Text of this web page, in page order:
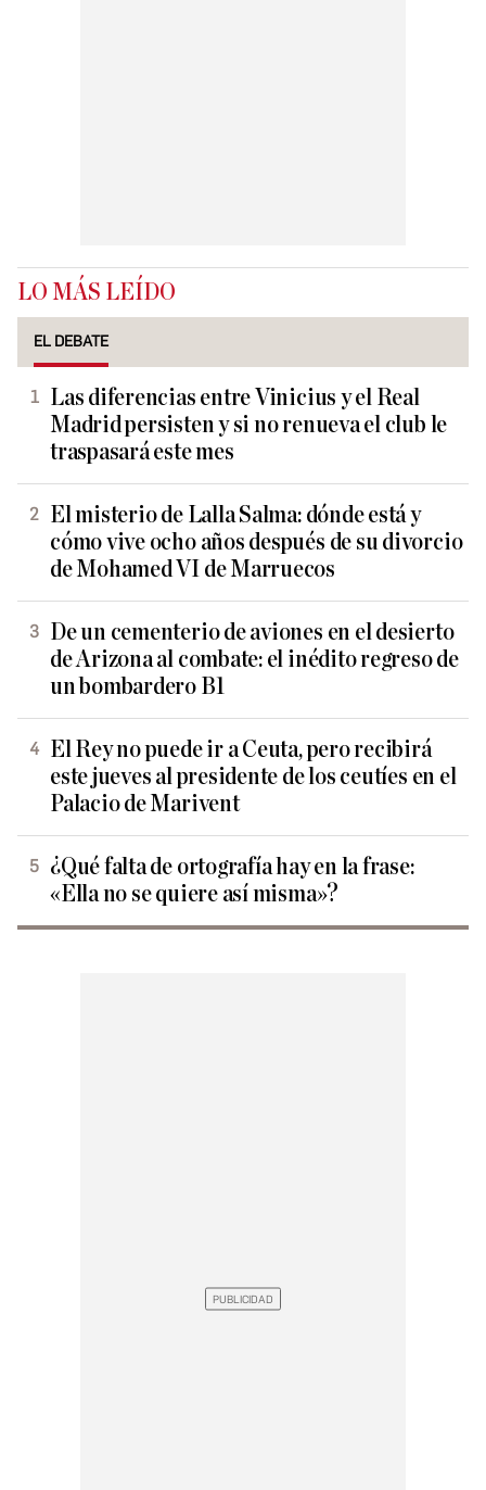
LO MÁS LEÍDO
EL DEBATE
Las diferencias entre Vinicius y el Real
Madrid persisten y si no renueva el club le
traspasará este mes
El misterio de Lalla Salma: dónde está y
cómo vive ocho años después de su divorcio
de Mohamed VI de Marruecos
De un cementerio de aviones en el desierto
de Arizona al combate: el inédito regreso de
un bombardero B1
El Rey no puede ir a Ceuta, pero recibirá
este jueves al presidente de los ceutíes en el
Palacio de Marivent
¿Qué falta de ortografía hay en la frase:
«Ella no se quiere así misma»?